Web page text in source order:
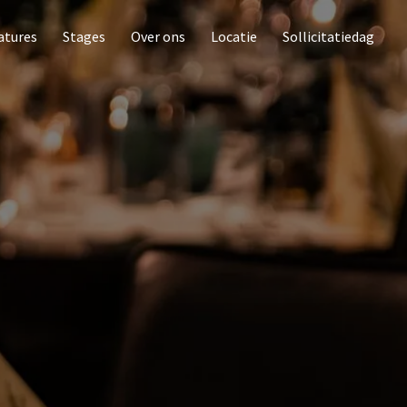
Stages Over ons Locatie Sollicitatiedag